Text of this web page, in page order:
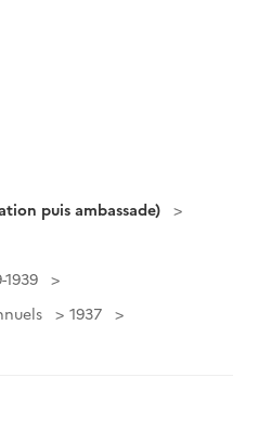
puis ambassade)
1937